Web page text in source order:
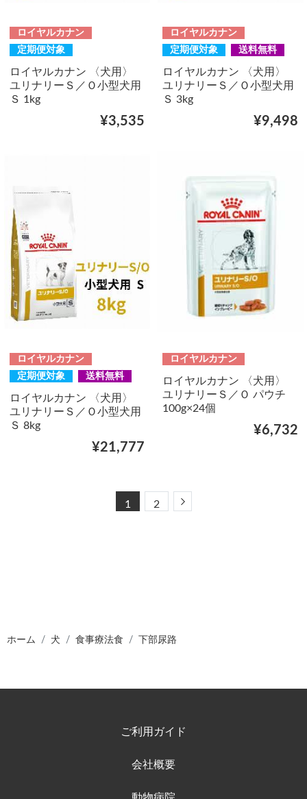
ロイヤルカナン
定期便対象
ロイヤルカナン 〈犬用〉
ユリナリーＳ／Ｏ小型犬用
Ｓ 1kg
¥3,535
ロイヤルカナン
定期便対象
送料無料
ロイヤルカナン 〈犬用〉
ユリナリーＳ／Ｏ小型犬用
Ｓ 3kg
¥9,498
ロイヤルカナン
定期便対象
送料無料
ロイヤルカナン 〈犬用〉
ユリナリーＳ／Ｏ小型犬用
Ｓ 8kg
¥21,777
ロイヤルカナン
ロイヤルカナン 〈犬用〉
ユリナリーＳ／Ｏ パウチ
100g×24個
¥6,732
1 2 Next
ホーム 犬 食事療法食 下部尿路
ご利用ガイド
会社概要